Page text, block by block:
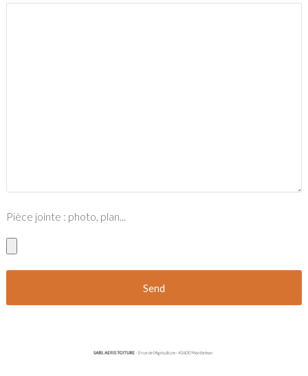
Pièce jointe : photo, plan...